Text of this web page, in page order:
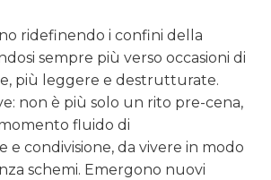
ridefinendo i confini della
sempre più verso occasioni di
più leggere e destrutturate.
non è più solo un rito pre-cena,
fluido di
e condivisione, da vivere in modo
schemi. Emergono nuovi